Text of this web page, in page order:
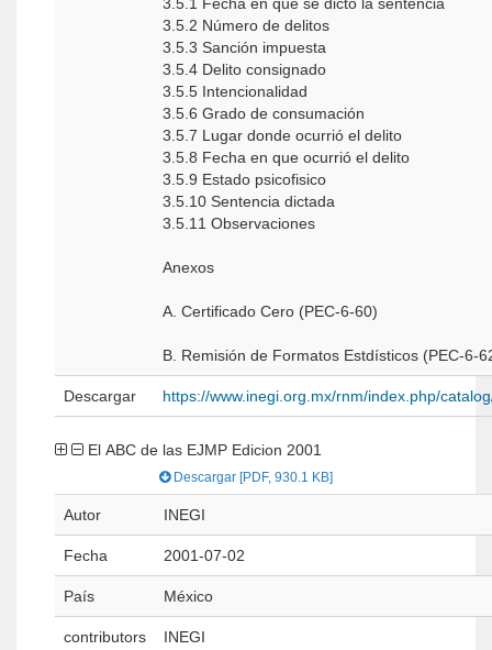
3.5.2 Número de delitos
3.5.3 Sanción impuesta
3.5.4 Delito consignado
3.5.5 Intencionalidad
3.5.6 Grado de consumación
3.5.7 Lugar donde ocurrió el delito
3.5.8 Fecha en que ocurrió el delito
3.5.9 Estado psicofisico
3.5.10 Sentencia dictada
3.5.11 Observaciones
Anexos
A. Certificado Cero (PEC-6-60)
B. Remisión de Formatos Estdísticos (PEC-6-
Descargar https://www.inegi.org.mx/rnm/index.php/
El ABC de las EJMP Edicion 2001
Descargar [PDF, 930.1 KB]
Autor INEGI
Fecha 2001-07-02
País México
contributors INEGI